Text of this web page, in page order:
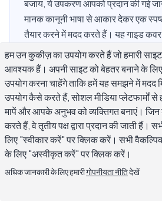
बजाय, ये उपकरण आपको प्रदान की गई
मानक कानूनी भाषा से आकार देकर एक
तैयार करने में मदद करते हैं। यह गाइड
कानूनी लेखन उपकरण क्या अच्छी तरह करते
हैं, और महत्वपूर्ण रूप से, कौन-सी स्थितियों
वकील की समीक्षा की आवश्यकता होती है,
भी पॉलिश क्यों न हो।
एआई कानूनी लेखन जनरेटर
सकता है?
हम उन कुकीज़ का उपयोग करते हैं जो हमारी
आवश्यक हैं। अपनी साइट को बेहतर बनाने के
उपयोग करना चाहेंगे ताकि हमें यह समझने में
उपयोग कैसे करते हैं, सोशल मीडिया प्लेटफार्मों से
मापें और आपके अनुभव को व्यक्तिगत बनाएं।
करते हैं, वे तृतीय पक्ष द्वारा प्रदान की जाती
लिए "स्वीकार करें" पर क्लिक करें। सभी
के लिए "अस्वीकृत करें" पर क्लिक करें।
अधिक जानकारी के लिए हमारीगोपनीयता नीतिदेखें